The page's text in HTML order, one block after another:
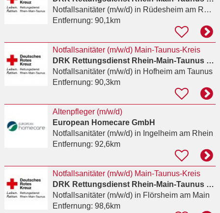
Notfallsanitäter (m/w/d)in Rüdesheim am Rhein
Entfernung: 90,1km
Notfallsanitäter (m/w/d) Main-Taunus-Kreis
DRK Rettungsdienst Rhein-Main-Taunus gGmbH
Notfallsanitäter (m/w/d)in Hofheim am Taunus
Entfernung: 90,3km
Altenpfleger (m/w/d)
European Homecare GmbH
Notfallsanitäter (m/w/d)in Ingelheim am Rhein
Entfernung: 92,6km
Notfallsanitäter (m/w/d) Main-Taunus-Kreis
DRK Rettungsdienst Rhein-Main-Taunus gGmbH
Notfallsanitäter (m/w/d)in Flörsheim am Main
Entfernung: 98,6km